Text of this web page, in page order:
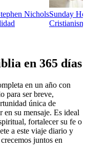
NicholsSunday
en 365 días
en un año con
para ser breve,
única de
su mensaje. Es ideal
fortalecer su fe o
a este viaje diario y
juntos en